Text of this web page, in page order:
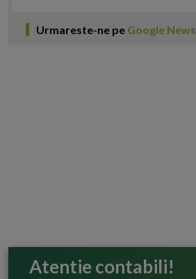
Urmareste-ne pe Google News
Atentie contabili!